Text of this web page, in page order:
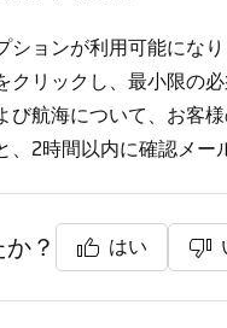
ションが利用可能にな
クリックし、最小限の
び航海について、お客
、2時間以内に確認メー
？ はい